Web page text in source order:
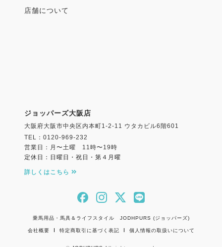
店舗について
ジョッパーズ大阪店
大阪府大阪市中央区内本町1-2-11 ウタカビル6階601
TEL：0120-969-232
営業日：月〜土曜 11時〜19時
定休日：日曜日・祝日・第４月曜
詳しくはこちら
乗馬用品・馬具＆ライフスタイル JODHPURS (ジョッパーズ)
会社概要 特定商取引に基づく表記 個人情報の取扱いについて